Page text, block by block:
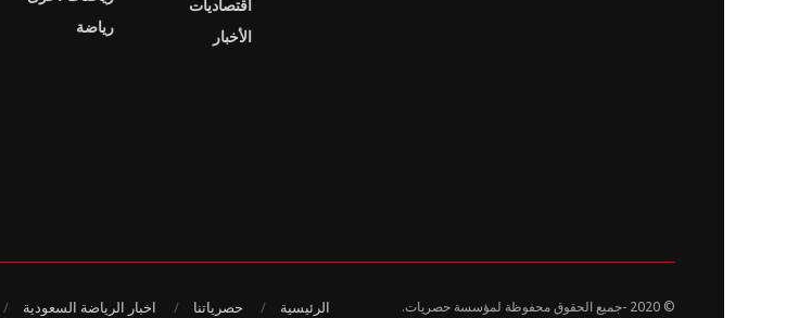
اقتصاديات
الأخبار
رياضة
الرئيسية حصرياتنا اخبار الرياضة السعودية © 2020 -جميع الحقوق محفوظة لمؤسسة حصريات.